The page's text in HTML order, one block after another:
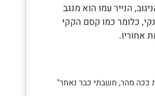
הנייר עמו הוא מנגב
כלומר כמו קסם הקקי
אחוריו.
ככה מהר, חשבתי כבר נאחר"